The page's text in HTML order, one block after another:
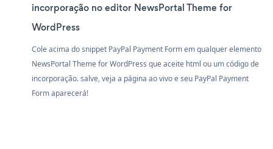
incorporação no editor NewsPortal Theme for
WordPress
Cole acima do snippet PayPal Payment Form em qualquer elemento
NewsPortal Theme for WordPress que aceite html ou um código de
incorporação. salve, veja a página ao vivo e seu PayPal Payment
Form aparecerá!